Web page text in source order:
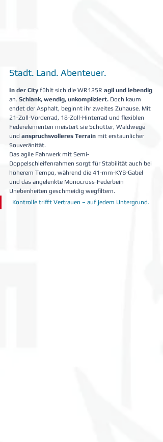
Stadt. Land. Abenteuer.
In der City fühlt sich die WR125R agil und lebendig
an. Schlank, wendig, unkompliziert. Doch kaum
endet der Asphalt, beginnt ihr zweites Zuhause. Mit
21-Zoll-Vorderrad, 18-Zoll-Hinterrad und flexiblen
Federelementen meistert sie Schotter, Waldwege
und anspruchsvolleres Terrain mit erstaunlicher
Souveränität.
Das agile Fahrwerk mit Semi-
Doppelschleifenrahmen sorgt für Stabilität auch bei
höherem Tempo, während die 41-mm-KYB-Gabel
und das angelenkte Monocross-Federbein
Unebenheiten geschmeidig wegfiltern.
Kontrolle trifft Vertrauen – auf jedem Untergrund.